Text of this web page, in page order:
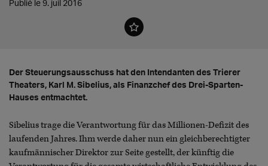
Publié le 9. juil 2016
Der Steuerungsausschuss hat den Intendanten des Trierer
Theaters, Karl M. Sibelius, als Finanzchef des Drei-Sparten-
Hauses entmachtet.
Sibelius trage die Verantwortung für das Millionen-Defizit des
laufenden Jahres. Ihm werde daher nun ein gleichberechtigter
kaufmännischer Direktor zur Seite gestellt, der künftig die